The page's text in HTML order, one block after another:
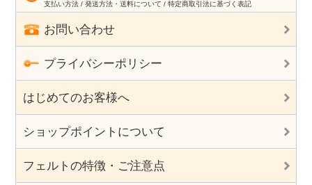
支払い方法 / 発送方法・送料について / 特定商取引法に基づく表記
お問い合わせ
プライバシーポリシー
はじめてのお客様へ
ショップポイントについて
フェルトの特徴・ご注意点